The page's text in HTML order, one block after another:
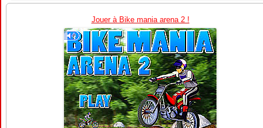
Jouer à Bike mania arena 2 !